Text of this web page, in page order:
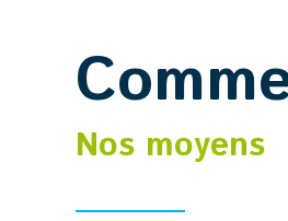
Nos moyens